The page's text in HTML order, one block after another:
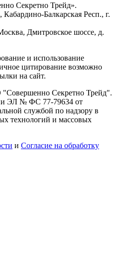
Секретно Трейд».
Балкарская Респ., г.
Дмитровское шоссе, д.
и использование
цитирование возможно
на сайт.
Секретно Трейд".
ЭЛ № ФС 77-79634 от
службой по надзору в
технологий и массовых
и Согласие на обработку